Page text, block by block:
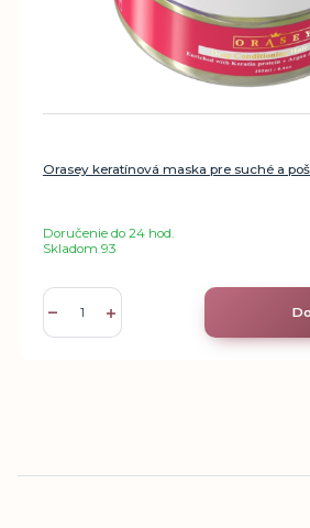
Orasey keratínová maska pre suché a
Doručenie do 24 hod.
Skladom 93